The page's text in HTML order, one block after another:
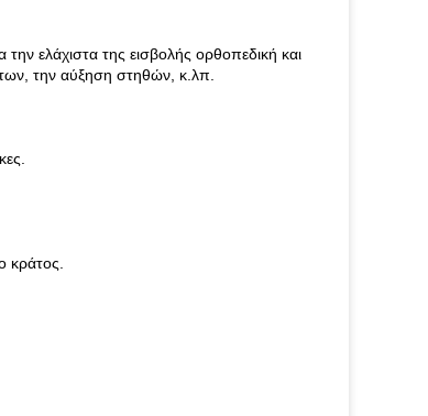
ελάχιστα της εισβολής ορθοπεδική και
την αύξηση στηθών, κ.λπ.
κράτος.